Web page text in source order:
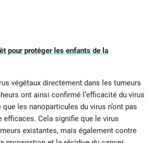
pour protéger les enfants de la
végétaux directement dans les tumeurs
ont ainsi confirmé l’efficacité du virus
les nanoparticules du virus n’ont pas
efficaces. Cela signifie que le virus
existantes, mais également contre